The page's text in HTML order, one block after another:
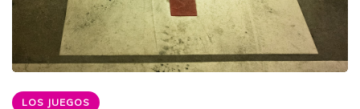
LOS JUEGOS